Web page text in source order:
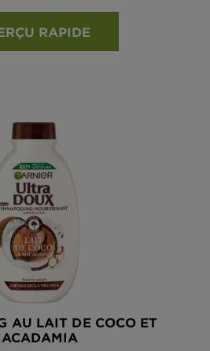
RAPIDE
AU LAIT DE COCO ET